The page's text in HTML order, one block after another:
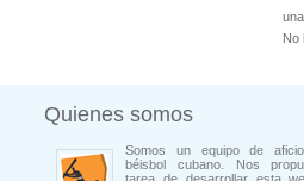
No
Quienes somos
Somos un equipo de
béisbol cubano. Nos